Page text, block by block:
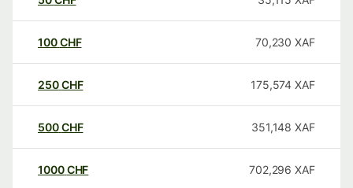
100CHF 70,230 XAF
250CHF 175,574 XAF
500CHF 351,148 XAF
1000CHF 702,296 XAF